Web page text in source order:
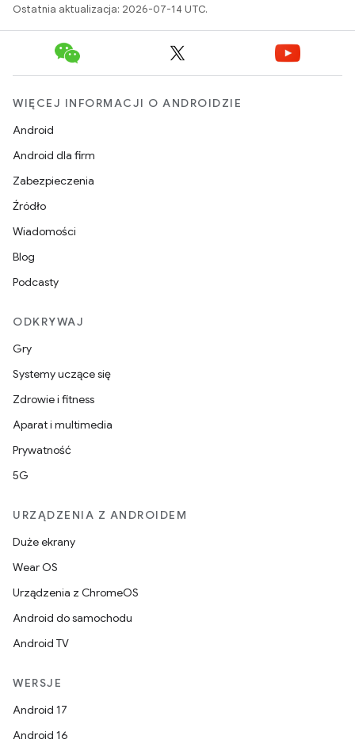
Ostatnia aktualizacja: 2026-07-14 UTC.
WIĘCEJ INFORMACJI O ANDROIDZIE
Android
Android dla firm
Zabezpieczenia
Źródło
Wiadomości
Blog
Podcasty
ODKRYWAJ
Gry
Systemy uczące się
Zdrowie i fitness
Aparat i multimedia
Prywatność
5G
URZĄDZENIA Z ANDROIDEM
Duże ekrany
Wear OS
Urządzenia z ChromeOS
Android do samochodu
Android TV
WERSJE
Android 17
Android 16